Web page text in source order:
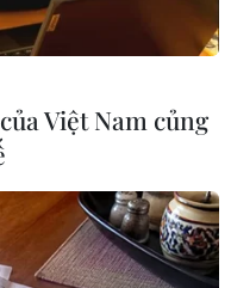
tịch Ngân hàng Phát triển
dự Lễ kỷ niệm 30 năm
hàng Phát triển Châu Á.
Việt Nam củng